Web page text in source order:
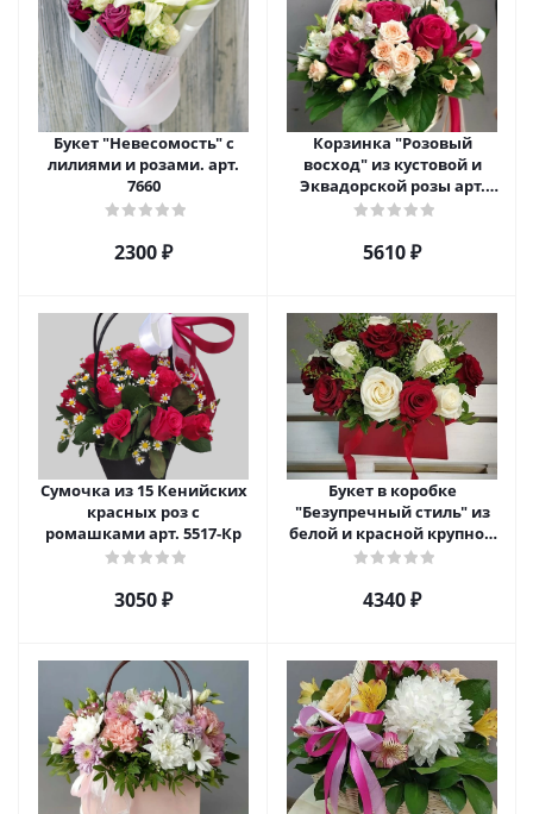
Букет "Невесомость" с
лилиями и розами. арт.
7660
2300 ₽
Корзинка "Розовый
восход" из кустовой и
Эквадорской розы арт.
5520
5610 ₽
Сумочка из 15 Кенийских
красных роз с
ромашками арт. 5517-Кр
3050 ₽
Букет в коробке
"Безупречный стиль" из
белой и красной крупной
розы Эквадор. арт. 5515
4340 ₽